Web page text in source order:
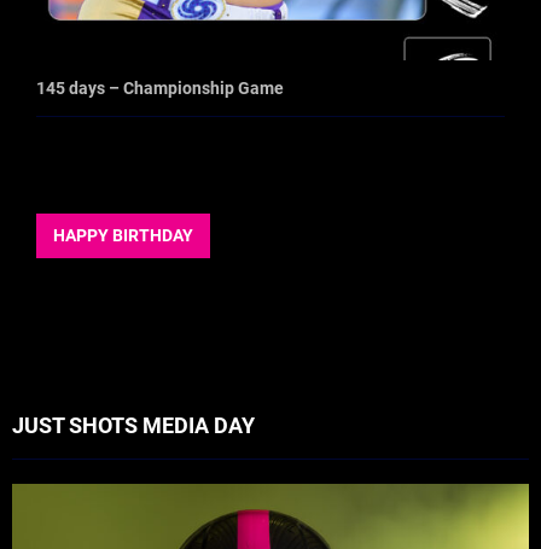
145 days – Championship Game
HAPPY BIRTHDAY
JUST SHOTS MEDIA DAY